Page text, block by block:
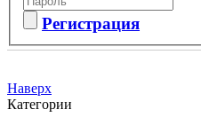
Регистрация
Наверх
Категории